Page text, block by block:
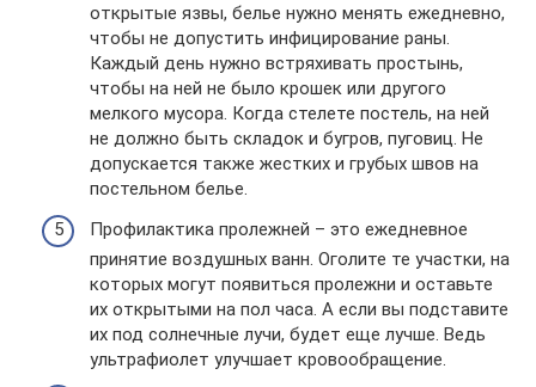
открытые язвы, белье нужно менять ежедневно,
чтобы не допустить инфицирование раны.
Каждый день нужно встряхивать простынь,
чтобы на ней не было крошек или другого
мелкого мусора. Когда стелете постель, на ней
не должно быть складок и бугров, пуговиц. Не
допускается также жестких и грубых швов на
постельном белье.
Профилактика пролежней – это ежедневное
принятие воздушных ванн. Оголите те участки, на
которых могут появиться пролежни и оставьте
их открытыми на пол часа. А если вы подставите
их под солнечные лучи, будет еще лучше. Ведь
ультрафиолет улучшает кровообращение.